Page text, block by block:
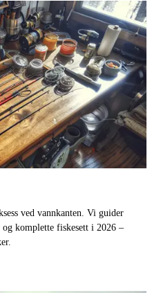
ved vannkanten. Vi guider
og komplette fiskesett i 2026 –